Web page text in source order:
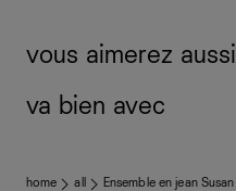
vous aimerez aussi
va bien avec
home all Ensemble en jean Susan